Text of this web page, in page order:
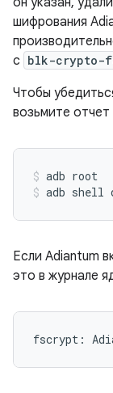
шифрования
с blk-crypto-
Чтобы
возьмите
adb root
adb shell
Если Adiantum
это в журнале